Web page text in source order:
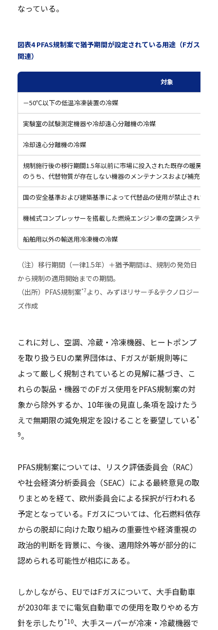
なっている。
図表4 PFAS規制案で猶予期間が設定されている用途（Fガス
関連）
対象
－50℃以下の低温冷凍装置の冷媒
実験室の試験測定機器や冷却遠心分離機の冷媒
冷却遠心分離機の冷媒
規制施行後の移行期間1.5年以前に市場に投入された既存の暖房/換
のうち、代替物質が存在しない機器のメンテナンスおよび補充
国の安全基準および建築基準によって代替品の使用が禁止されてい
機械式コンプレッサーを搭載した燃焼エンジン車の空調システムの
船舶用以外の輸送用冷凍機の冷媒
（注）移行期間（一律1.5年）＋猶予期間は、規制の発効日
から規制の適用開始までの期間。
（出所）PFAS規制案*7 より、みずほリサーチ&テクノロジー
ズ作成
これに対し、空調、冷蔵・冷凍機器、ヒートポンプ
を取り扱うEUの業界団体は、Fガスが新規則等に
よって厳しく規制されているとの見解に基づき、こ
れらの製品・機器でのFガス使用をPFAS規制案の対
象から除外するか、10年後の見直し条項を設けたう
えで無期限の減免規定を設けることを要望している*
9。
PFAS規制案については、リスク評価委員会（RAC）
や社会経済分析委員会（SEAC）による最終意見の取
りまとめを経て、欧州委員会による採択が行われる
予定となっている。Fガスについては、化石燃料依存
からの脱却に向けた取り組みの重要性や経済重視の
政治的判断を背景に、今後、適用除外等が部分的に
認められる可能性が相応にある。
しかしながら、EUではFガスについて、大手自動車
が2030年までに電気自動車での使用を取りやめる方
針を示したり *10、大手スーパーが冷凍・冷蔵機器で